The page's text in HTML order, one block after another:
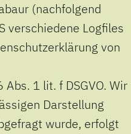
(nachfolgend
verschiedene Logfiles
von
1 lit. f DSGVO. Wir
Darstellung
wurde, erfolgt